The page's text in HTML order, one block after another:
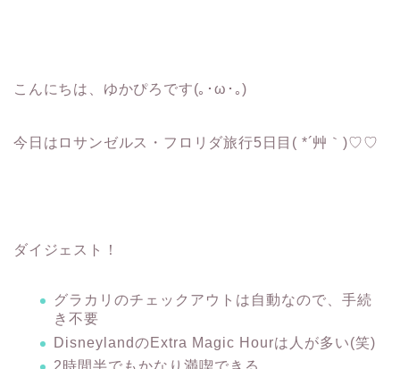
こんにちは、ゆかぴろです(｡･ω･｡)
今日はロサンゼルス・フロリダ旅行5日目( *´艸｀)♡♡
ダイジェスト！
グラカリのチェックアウトは自動なので、手続
き不要
DisneylandのExtra Magic Hourは人が多い(笑)